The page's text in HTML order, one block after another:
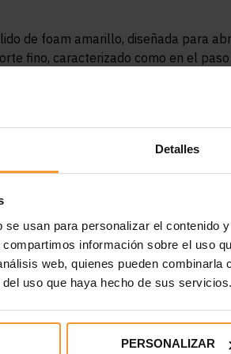
Detalles
usan para personalizar el contenido
información sobre el uso
web, quienes pueden
uso que haya hecho de sus servicios.
PERSONALIZAR
de foam amarillo, diseñada para
fino, caracterizado como en el
debe ser aplicado en pequeñas
el producto.
y trabajamos la zona abriendo el
con el corte grueso.
cuadrícula.
que se podrá ver claramente una